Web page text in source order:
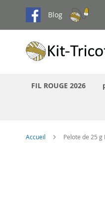
Aller
au
contenu
Blog
FIL ROUGE 2026
Accueil Pelote de 25 g